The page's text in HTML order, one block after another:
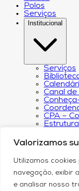
Valorizamos
Utilizamos
navegação, exibir
e analisar nosso
Polos
Serviços
Institucional
Serviços
Canal de
CPA –
Núcleo
Núcleo
Plano
Revista